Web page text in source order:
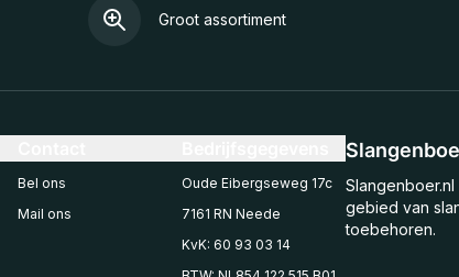
Groot assortiment
gebied van
toebehoren.
Bel ons
Mail ons
Oude Eibergseweg 17c
7161 RN Neede
KvK: 60 93 03 14